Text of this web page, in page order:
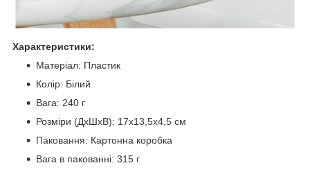
Характеристики:
Матеріал: Пластик
Колiр: Білий
Вага: 240 г
Розміри (ДхШхВ): 17х13,5х4,5 см
Паковання: Картонна коробка
Вага в пакованні: 315 г